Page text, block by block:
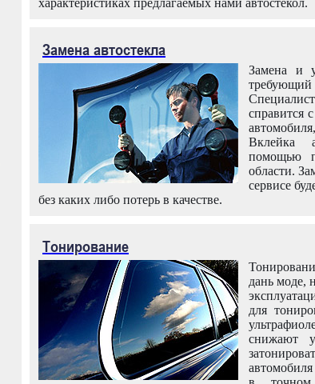
характеристиках предлагаемых нами автостекол.
Замена автостекла
Замена и
справится
Вклейка
помощью
области.
сервисе
без каких либо потерь в качестве.
Тонирование
дань моде,
для
снижают